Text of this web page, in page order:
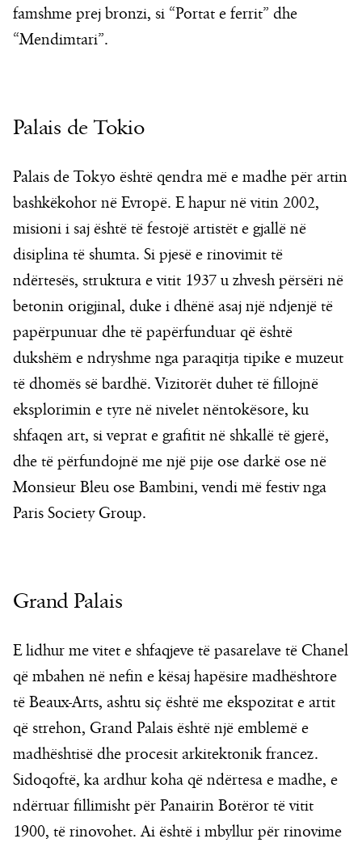
famshme prej bronzi, si “Portat e ferrit” dhe
“Mendimtari”.
Palais de Tokio
Palais de Tokyo është qendra më e madhe për artin
bashkëkohor në Evropë. E hapur në vitin 2002,
misioni i saj është të festojë artistët e gjallë në
disiplina të shumta. Si pjesë e rinovimit të
ndërtesës, struktura e vitit 1937 u zhvesh përsëri në
betonin origjinal, duke i dhënë asaj një ndjenjë të
papërpunuar dhe të papërfunduar që është
dukshëm e ndryshme nga paraqitja tipike e muzeut
të dhomës së bardhë. Vizitorët duhet të fillojnë
eksplorimin e tyre në nivelet nëntokësore, ku
shfaqen art, si veprat e grafitit në shkallë të gjerë,
dhe të përfundojnë me një pije ose darkë ose në
Monsieur Bleu ose Bambini, vendi më festiv nga
Paris Society Group.
Grand Palais
E lidhur me vitet e shfaqjeve të pasarelave të Chanel
që mbahen në nefin e kësaj hapësire madhështore
të Beaux-Arts, ashtu siç është me ekspozitat e artit
që strehon, Grand Palais është një emblemë e
madhështisë dhe procesit arkitektonik francez.
Sidoqoftë, ka ardhur koha që ndërtesa e madhe, e
ndërtuar fillimisht për Panairin Botëror të vitit
1900, të rinovohet. Ai është i mbyllur për rinovime